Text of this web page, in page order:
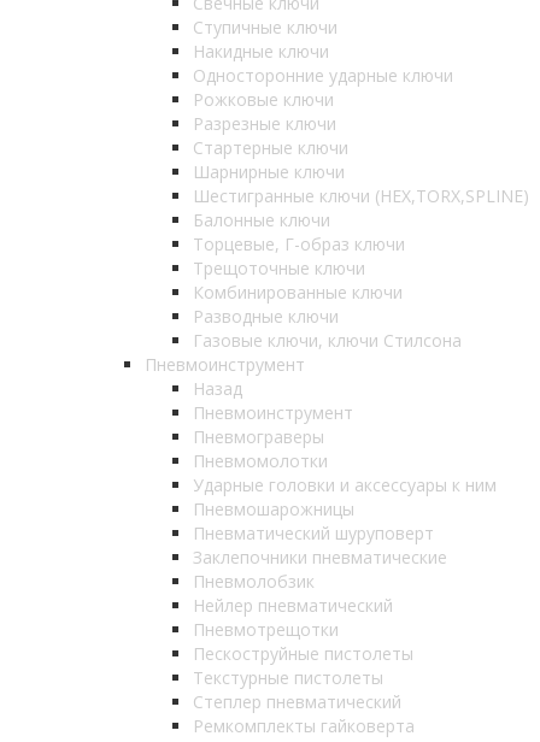
Ступичные ключи
Накидные ключи
Односторонние ударные ключи
Рожковые ключи
Разрезные ключи
Стартерные ключи
Шарнирные ключи
Шестигранные ключи (HEX,TORX,SPLINE)
Балонные ключи
Торцевые, Г-образ ключи
Трещоточные ключи
Комбинированные ключи
Разводные ключи
Газовые ключи, ключи Стилсона
Пневмоинструмент
Назад
Пневмоинструмент
Пневмограверы
Пневмомолотки
Ударные головки и аксессуары к ним
Пневмошарожницы
Пневматический шуруповерт
Заклепочники пневматические
Пневмолобзик
Нейлер пневматический
Пневмотрещотки
Пескоструйные пистолеты
Текстурные пистолеты
Степлер пневматический
Ремкомплекты гайковерта